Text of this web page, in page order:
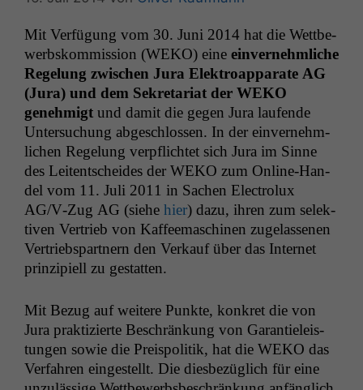
Mit Ver­fü­gung vom 30. Juni 2014 hat die Wet­tbe­
werb­skom­mis­sion (WEKO) eine ein­vernehm­liche
Regelung zwis­chen Jura Elek­troap­pa­rate AG
(Jura) und dem Sekre­tari­at der WEKO
genehmigt und damit die gegen Jura laufende
Unter­suchung abgeschlossen. In der ein­vernehm­
lichen Regelung verpflichtet sich Jura im Sinne
des Leit­entschei­des der WEKO zum Online-Han­
del vom 11. Juli 2011 in Sachen Elec­trolux
AG/V‑Zug AG (siehe hier) dazu, ihren zum selek­
tiv­en Ver­trieb von Kaf­feemaschi­nen zuge­lasse­nen
Ver­trieb­spart­nern den Verkauf über das Inter­net
prinzip­iell zu gestatten.
Mit Bezug auf weit­ere Punk­te, konkret die von
Jura prak­tizierte Beschränkung von Garantieleis­
tun­gen sowie die Preis­poli­tik, hat die WEKO das
Ver­fahren eingestellt. Die dies­bezüglich für eine